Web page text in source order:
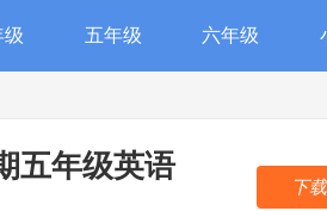
级 五年级 六年级
五年级英语
下